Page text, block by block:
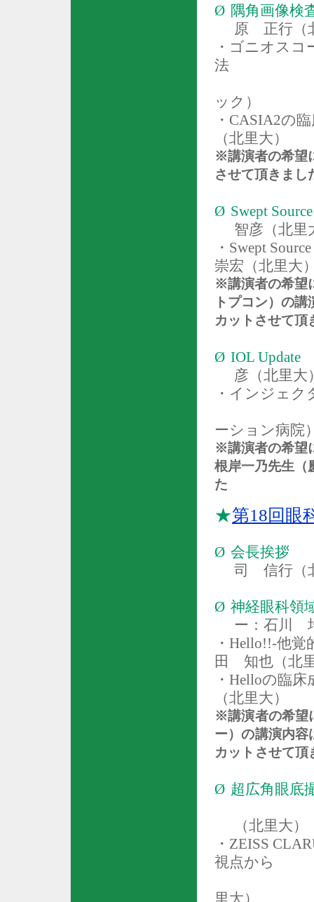
Ø 隅角画像検
原 正行（
・ゴニオスコ
法
ック）
・ CASIA2の
（北里大）
※講演者の希望
させて頂きまし
Ø Swept
智彦（北里
・ Swept
崇宏（北里大
※講演者の希望
トプコン）の講
カットさせて頂
Ø IOL Update
彦（北里大
・インジェク
ーション病院
※講演者の希望
根岸一乃先生（
た
★第18回眼
Ø 会長挨拶
司 信行（
Ø 神経眼科領
ー：石川
・ Hello!!-他覚
田 知也（北
・ Helloの臨床
（北里大）
※講演者の希望
ー）の講演内容
カットさせて頂
Ø 超広角眼底
（北里大）
・ ZEISS
視点から
里大）